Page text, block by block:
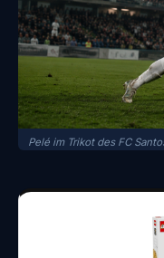
Pelé im Trikot des FC